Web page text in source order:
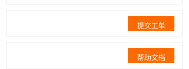
提交工单
帮助文档